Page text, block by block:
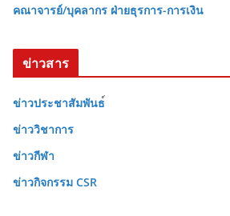
คณาจารย์/บุคลากร ฝ่ายธุรการ-การเงิน
ข่าวสาร
ข่าวประชาสัมพันธ
ข่าววิชาการ
ข่าวกีฬา
ข่าวกิจกรรม CSR